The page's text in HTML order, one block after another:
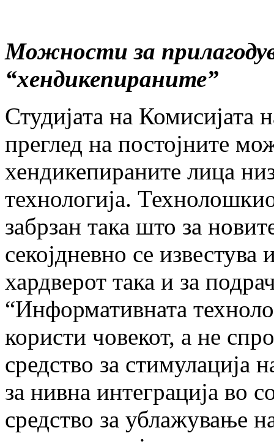
Можности за
“хендикепираните”
Студијата на Комисијата
преглед на постојните
хендикепираните лица
технологија.
забрзан така што за
секојдневно се известува
хардверот така и за
“Информативната
користи човекот, а не
средство за стимулација
за нивна интеграција во
средство за ублажување